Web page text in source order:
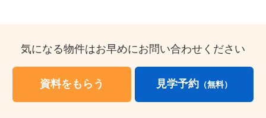
気になる物件はお早めにお問い合わせください
資料をもらう 見学予約 （無料）